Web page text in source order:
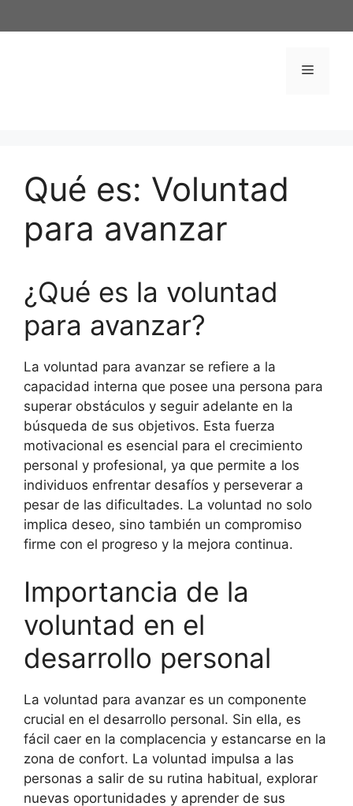
al
Menú
Qué es: Voluntad
para avanzar
¿Qué es la voluntad
para avanzar?
La voluntad para avanzar se refiere a la
capacidad interna que posee una persona para
superar obstáculos y seguir adelante en la
búsqueda de sus objetivos. Esta fuerza
motivacional es esencial para el crecimiento
personal y profesional, ya que permite a los
individuos enfrentar desafíos y perseverar a
pesar de las dificultades. La voluntad no solo
implica deseo, sino también un compromiso
firme con el progreso y la mejora continua.
Importancia de la
voluntad en el
desarrollo personal
La voluntad para avanzar es un componente
crucial en el desarrollo personal. Sin ella, es
fácil caer en la complacencia y estancarse en la
zona de confort. La voluntad impulsa a las
personas a salir de su rutina habitual, explorar
nuevas oportunidades y aprender de sus